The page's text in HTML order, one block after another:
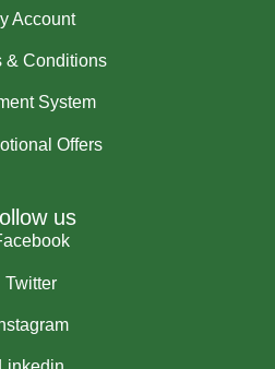
Account
& Conditions
System
Offers
us
Twitter